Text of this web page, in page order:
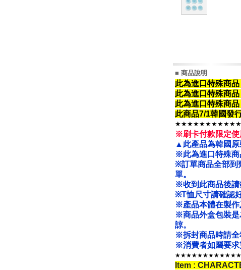
■ 商品說明
此為進口特殊商
此為進口特殊商品
此為進口特殊商品
此商品7/1韓國發
※刷卡付款限定使
▲此產品為韓國原
※此為進口特殊商
※訂單商品全部到
單。
※收到此商品後請
※T恤尺寸請確認
※產品本體在製作
※商品外盒包裝是
諒。
※拆封商品時請全
※消費者如屬要求
Item :